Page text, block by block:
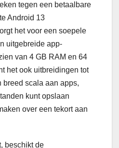
tegen een betaalbare
Android 13
het voor een soepele
uitgebreide app-
van 4 GB RAM en 64
het ook uitbreidingen tot
breed scala aan apps,
kunt opslaan
over een tekort aan
beschikt de